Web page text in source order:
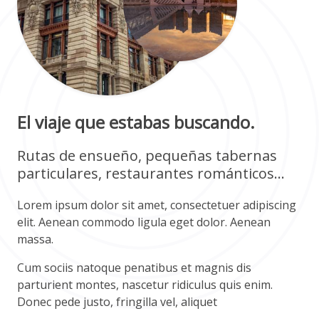
El viaje que estabas buscando.
Rutas de ensueño, pequeñas tabernas
particulares, restaurantes románticos...
Lorem ipsum dolor sit amet, consectetuer adipiscing
elit. Aenean commodo ligula eget dolor. Aenean
massa.
Cum sociis natoque penatibus et magnis dis
parturient montes, nascetur ridiculus quis enim.
Donec pede justo, fringilla vel, aliquet